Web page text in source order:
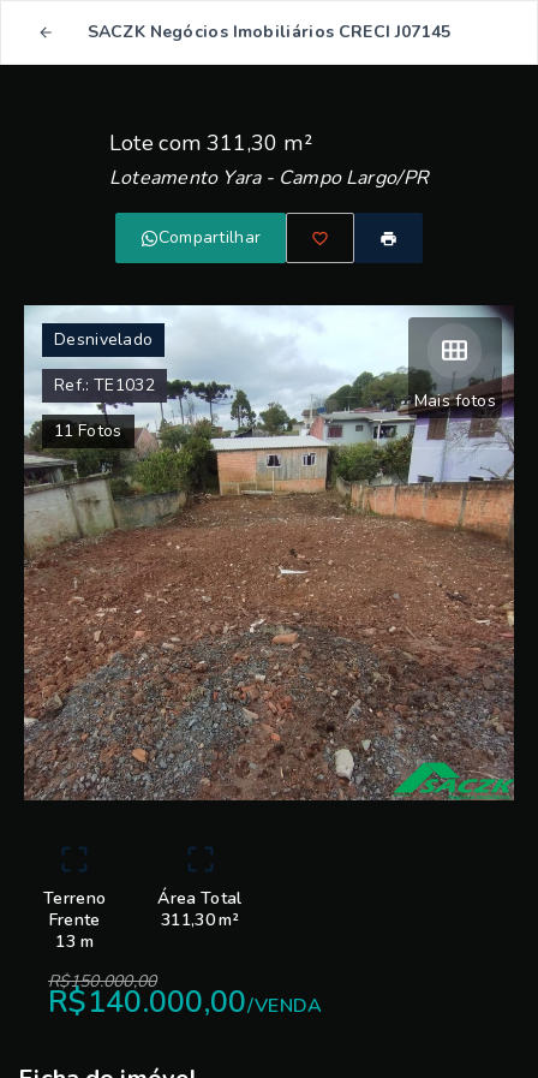
SACZK Negócios Imobiliários CRECI J07145
Lote com 311,30 m²
Loteamento Yara - Campo Largo/PR
Compartilhar
Mais fotos
Desnivelado
Ref.:TE1032
11Fotos
Terreno
Frente
13 m
Área Total
311,30 m²
R$150.000,00
R$140.000,00/VENDA